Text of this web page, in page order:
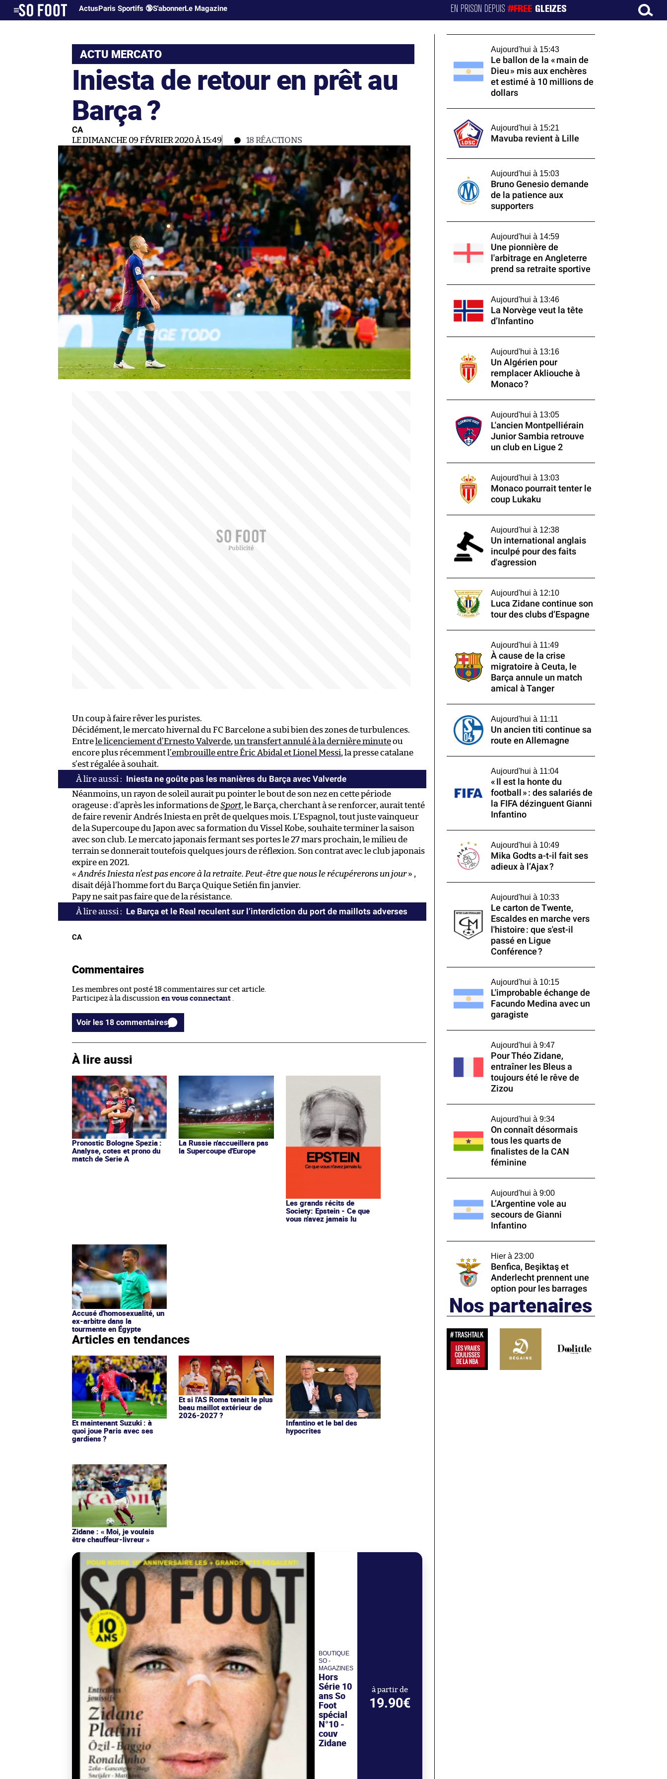
ActusParis Sportifs 🔞S'abonnerLe Magazine EN PRISON DEPUIS#FREE GLEIZES
ACTU MERCATO
Iniesta de retour en prêt au
Barça ?
CA
LE DIMANCHE 09 FÉVRIER 2020 À 15:49 18RÉACTIONS
Un coup à faire rêver les puristes.
Décidément, le mercato hivernal du FC Barcelone a subi bien des zones de turbulences.
Entre le licenciement d’Ernesto Valverde, un transfert annulé à la dernière minuteou
encore plus récemment l’embrouille entre Éric Abidal et Lionel Messi, la presse catalane
s’est régalée à souhait.
Iniesta ne goûte pas les manières du Barça avec Valverde
Néanmoins, un rayon de soleil aurait pu pointer le bout de son nez en cette période
orageuse : d’après les informations deSport, le Barça, cherchant à se renforcer, aurait tenté
de faire revenir Andrés Iniesta en prêt de quelques mois. L’Espagnol, tout juste vainqueur
de la Supercoupe du Japon avec sa formation du Vissel Kobe, souhaite terminer la saison
avec son club. Le mercato japonais fermant ses portes le 27 mars prochain, le milieu de
terrain se donnerait toutefois quelques jours de réflexion. Son contrat avec le club japonais
expire en 2021.
« Andrés Iniesta n’est pas encore à la retraite. Peut-être que nous le récupérerons un jour» ,
disait déjà l’homme fort du Barça Quique Setién fin janvier.
Papy ne sait pas faire que de la résistance.
Le Barça et le Real reculent sur l’interdiction du port de maillots adverses
CA
Commentaires
Les membres ont posté 18 commentaires sur cet article.
Participez à la discussion en vous connectant
Voir les 18 commentaires
À lire aussi
Pronostic Bologne Spezia :
Analyse, cotes et prono du
match de Serie A
La Russie n'accueillera pas
la Supercoupe d'Europe
Les grands récits de
Society: Epstein - Ce que
vous n'avez jamais lu
Accusé d'homosexualité, un
ex-arbitre dans la
tourmente en Égypte
Articles en tendances
Et maintenant Suzuki : à
quoi joue Paris avec ses
gardiens ?
Et si l'AS Roma tenait le plus
beau maillot extérieur de
2026-2027 ?
Infantino et le bal des
hypocrites
Zidane : « Moi, je voulais
être chauffeur-livreur »
BOUTIQUE
SO -
MAGAZINES
Hors
Série 10
ans So
Foot
spécial
N°10 -
couv
Zidane
à partir de
19.90€
Aujourd'hui à 15:43
Le ballon de la « main de
Dieu » mis aux enchères
et estimé à 10 millions de
dollars
Aujourd'hui à 15:21
Mavuba revient à Lille
Aujourd'hui à 15:03
Bruno Genesio demande
de la patience aux
supporters
Aujourd'hui à 14:59
Une pionnière de
l'arbitrage en Angleterre
prend sa retraite sportive
Aujourd'hui à 13:46
La Norvège veut la tête
d’Infantino
Aujourd'hui à 13:16
Un Algérien pour
remplacer Akliouche à
Monaco ?
Aujourd'hui à 13:05
L'ancien Montpelliérain
Junior Sambia retrouve
un club en Ligue 2
Aujourd'hui à 13:03
Monaco pourrait tenter le
coup Lukaku
Aujourd'hui à 12:38
Un international anglais
inculpé pour des faits
d'agression
Aujourd'hui à 12:10
Luca Zidane continue son
tour des clubs d’Espagne
Aujourd'hui à 11:49
À cause de la crise
migratoire à Ceuta, le
Barça annule un match
amical à Tanger
Aujourd'hui à 11:11
Un ancien titi continue sa
route en Allemagne
Aujourd'hui à 11:04
« Il est la honte du
football » : des salariés de
la FIFA dézinguent Gianni
Infantino
Aujourd'hui à 10:49
Mika Godts a-t-il fait ses
adieux à l’Ajax ?
Aujourd'hui à 10:33
Le carton de Twente,
Escaldes en marche vers
l'histoire : que s'est-il
passé en Ligue
Conférence ?
Aujourd'hui à 10:15
L'improbable échange de
Facundo Medina avec un
garagiste
Aujourd'hui à 9:47
Pour Théo Zidane,
entraîner les Bleus a
toujours été le rêve de
Zizou
Aujourd'hui à 9:34
On connaît désormais
tous les quarts de
finalistes de la CAN
féminine
Aujourd'hui à 9:00
L’Argentine vole au
secours de Gianni
Infantino
Hier à 23:00
Benfica, Beşiktaş et
Anderlecht prennent une
option pour les barrages
Nos partenaires